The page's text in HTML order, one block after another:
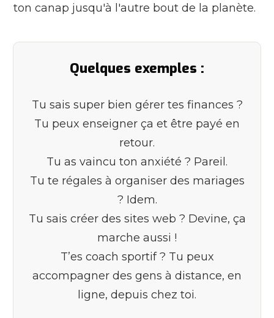
ton canap jusqu'à l'autre bout de la planète.
Quelques exemples :
Tu sais super bien gérer tes finances ?
Tu peux enseigner ça et être payé en
retour.
Tu as vaincu ton anxiété ? Pareil.
Tu te régales à organiser des mariages
? Idem.
Tu sais créer des sites web ? Devine, ça
marche aussi !
T’es coach sportif ? Tu peux
accompagner des gens à distance, en
ligne, depuis chez toi.